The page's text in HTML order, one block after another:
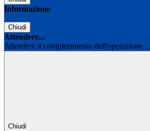
Informazione
Chiudi
Attendere...
Attendere il completamento dell'operazione...
Chiudi